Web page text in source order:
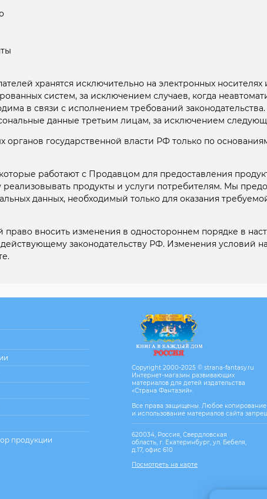
хранятся исключительно на электронных носителях
систем, за исключением случаев, когда
в связи с исполнением требований
данные третьим лицам, за исключением
органов государственной власти РФ только по
работают с Продавцом для предоставления
продукты и услуги потребителям. Мы
данных, необходимый только для оказания
право вносить изменения в одностороннем порядке в
законодательству РФ. Изменения условий
продукции
Copyright 2000-2025 © strana-fantasy.ru
Интернет-магазин развивающих
материалов для детей издательства
«Страна Фантазий».
Все права защищены. Любое копирование
и использование материалов сайта
620034, Россия, Свердловская
область, г. Екатеринбург, ул. Бебеля,
д.17, офис 610
Посмотреть на карте